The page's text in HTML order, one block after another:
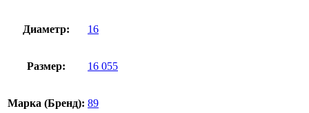
Диаметр: 16
Размер: 16 055
Марка (Бренд): 89